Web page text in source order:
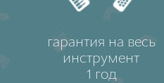
гарантия на весь
инструмент
1 год